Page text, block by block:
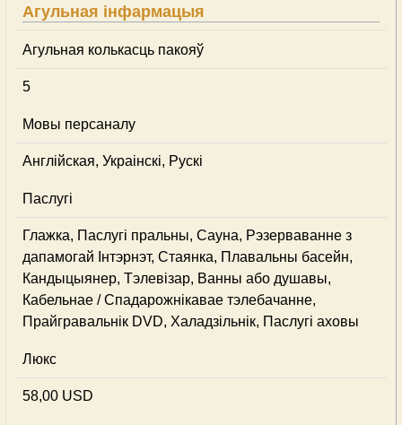
Агульная інфармацыя
Агульная колькасць пакояў
5
Мовы персаналу
Англійская, Украінскі, Рускі
Паслугі
Глажка, Паслугі пральны, Сауна, Рэзерваванне з
дапамогай Інтэрнэт, Стаянка, Плавальны басейн,
Кандыцыянер, Тэлевізар, Ванны або душавы,
Кабельнае / Спадарожнiкавае тэлебачанне,
Прайгравальнік DVD, Халадзільнік, Паслугі аховы
Люкс
58,00 USD